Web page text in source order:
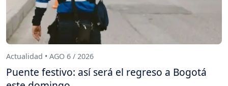
Actualidad • AGO 6 / 2026
Puente festivo: así será el regreso a Bogotá